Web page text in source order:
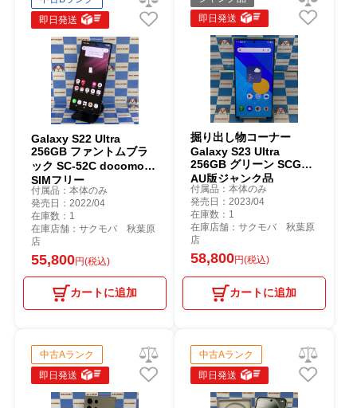
即日発送
Galaxy S22 Ultra
256GB ファントムブラ
ック SC-52C docomo版
SIMフリー
付属品：本体のみ
発売日：2022/04
在庫数：1
在庫店舗：サクモバ 秋葉原
店
55,800円(税込)
カートに追加
即日発送
掘り出し物コーナー
Galaxy S23 Ultra
256GB グリーン SCG20
AU版ジャンク品
付属品：本体のみ
発売日：2023/04
在庫数：1
在庫店舗：サクモバ 秋葉原
店
58,800円(税込)
カートに追加
中古Aランク
即日発送
中古Aランク
即日発送